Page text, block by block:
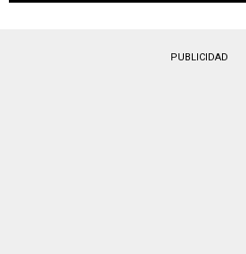
PUBLICIDAD